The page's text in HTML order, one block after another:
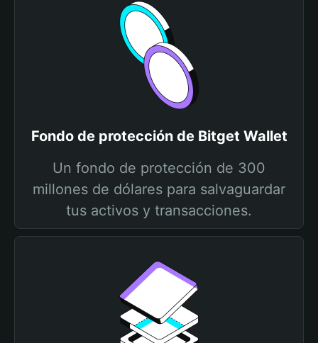
Fondo de protección de Bitget Wallet
Un fondo de protección de 300
millones de dólares para salvaguardar
tus activos y transacciones.